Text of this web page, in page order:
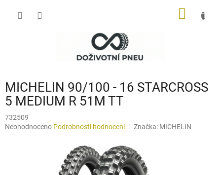
MICHELIN 90/100 - 16 STARCROSS
5 MEDIUM R 51M TT
732509
Průměrné
Neohodnoceno Podrobnosti hodnocení Značka: MICHELIN